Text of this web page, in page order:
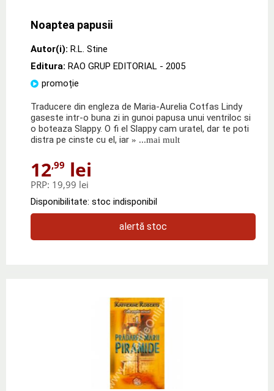
Noaptea papusii
Autor(i): R.L. Stine
Editura: RAO GRUP EDITORIAL - 2005
promoție
Traducere din engleza de Maria-Aurelia Cotfas Lindy
gaseste intr-o buna zi in gunoi papusa unui ventriloc si
o boteaza Slappy. O fi el Slappy cam uratel, dar te poti
distra pe cinste cu el, iar » ...mai mult
12,99 lei
PRP: 19,99 lei
Disponibilitate: stoc indisponibil
alertă stoc